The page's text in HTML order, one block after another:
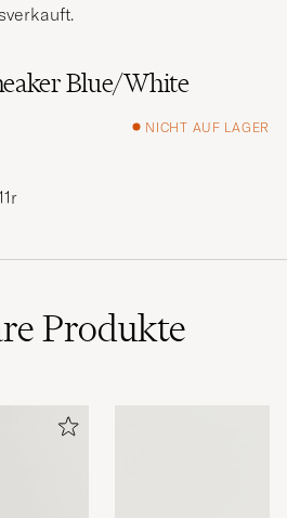
Blue/White
NICHT AUF LAGER
Produkte